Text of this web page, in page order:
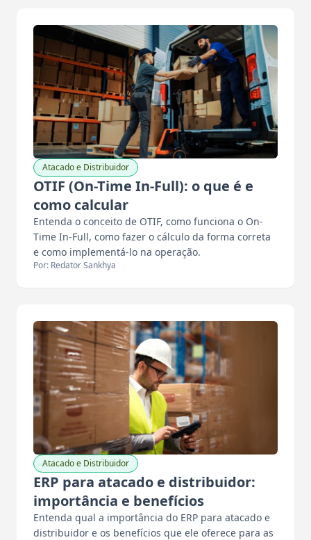
Atacado e Distribuidor
OTIF (On-Time In-Full): o que é e
como calcular
Entenda o conceito de OTIF, como funciona o On-
Time In-Full, como fazer o cálculo da forma correta
e como implementá-lo na operação.
Por: Redator Sankhya
Atacado e Distribuidor
ERP para atacado e distribuidor:
importância e benefícios
Entenda qual a importância do ERP para atacado e
distribuidor e os benefícios que ele oferece para as